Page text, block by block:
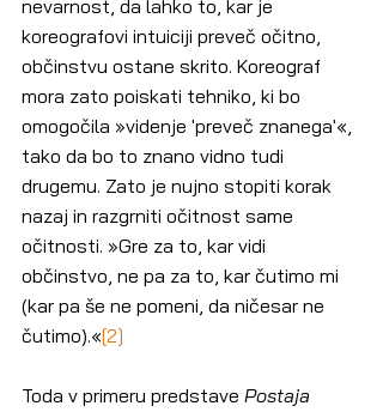
nevarnost, da lahko to, kar je
koreografovi intuiciji preveč očitno,
občinstvu ostane skrito. Koreograf
mora zato poiskati tehniko, ki bo
omogočila »videnje 'preveč znanega'«,
tako da bo to znano vidno tudi
drugemu. Zato je nujno stopiti korak
nazaj in razgrniti očitnost same
očitnosti. »Gre za to, kar vidi
občinstvo, ne pa za to, kar čutimo mi
(kar pa še ne pomeni, da ničesar ne
čutimo).«[2]
Toda v primeru predstave Postaja